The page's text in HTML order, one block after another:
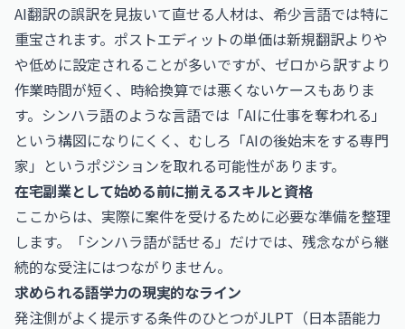
AI翻訳の誤訳を見抜いて直せる人材は、希少言語では特に
重宝されます。ポストエディットの単価は新規翻訳よりや
や低めに設定されることが多いですが、ゼロから訳すより
作業時間が短く、時給換算では悪くないケースもありま
す。シンハラ語のような言語では「AIに仕事を奪われる」
という構図になりにくく、むしろ「AIの後始末をする専門
家」というポジションを取れる可能性があります。
在宅副業として始める前に揃えるスキルと資格
ここからは、実際に案件を受けるために必要な準備を整理
します。「シンハラ語が話せる」だけでは、残念ながら継
続的な受注にはつながりません。
求められる語学力の現実的なライン
発注側がよく提示する条件のひとつがJLPT（日本語能力